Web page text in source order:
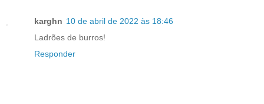
karghn 10 de abril de 2022 às 18:46
Ladrões de burros!
Responder